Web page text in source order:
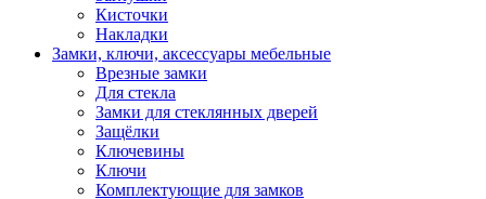
Кисточки
Накладки
Замки, ключи, аксессуары мебельные
Врезные замки
Для стекла
Замки для стеклянных дверей
Защёлки
Ключевины
Ключи
Комплектующие для замков